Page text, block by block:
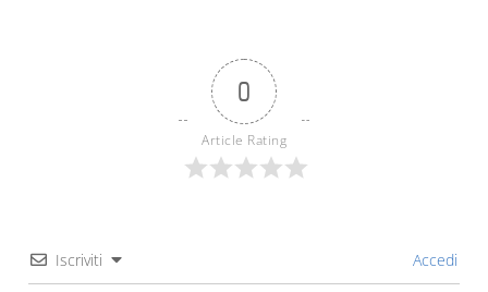
0
Article Rating
Iscriviti Accedi